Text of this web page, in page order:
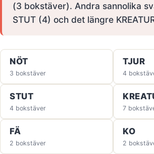
(3 bokstäver). Andra sannolika
STUT (4) och det längre
NÖT
3 bokstäver
TJUR
4
STUT
4 bokstäver 7
FÄ
2 bokstäver
KO
2